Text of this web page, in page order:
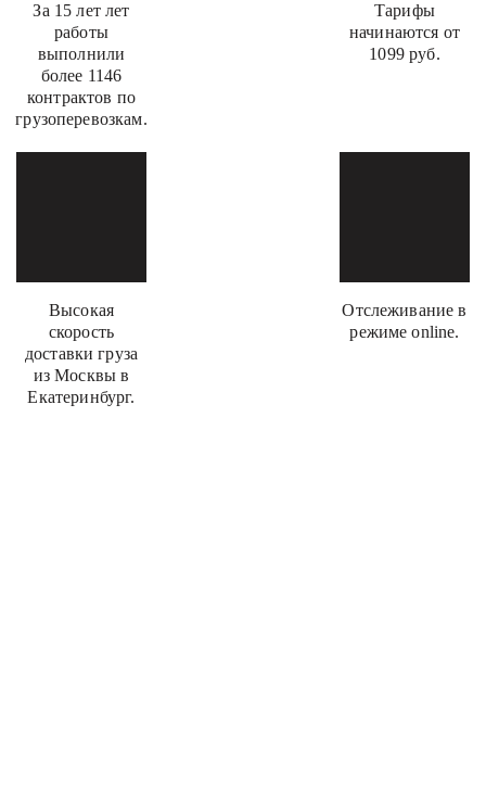
За 15 лет лет
работы
выполнили
более 1146
контрактов по
грузоперевозкам.
Тарифы
начинаются от
1099 руб.
Высокая
скорость
доставки груза
из Москвы в
Екатеринбург.
Отслеживание в
режиме online.